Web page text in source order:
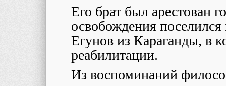
Его брат был арестован
освобождения
Егунов из Караганды, в
реабилитации.
Из воспоминаний